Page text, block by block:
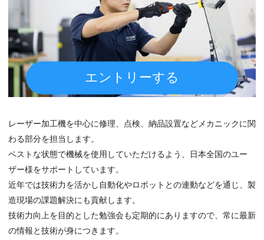
エントリーする
レーザー加工機を中心に修理、点検、納品設置などメカニックに関
わる部分を担当します。
ベストな状態で機械を使用していただけるよう、日本全国のユー
ザー様をサポートしています。
近年では技術力を活かし自動化やロボットとの連動などを通じ、製
造現場の課題解決にも貢献します。
技術力向上を目的とした勉強会も定期的にありますので、常に最新
の情報と技術が身につきます。